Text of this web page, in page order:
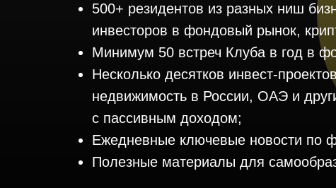
500+ резидентов из разных ниш
инвесторов в фондовый рынок,
Минимум 50 встреч Клуба в год в
Несколько десятков инвест-
недвижимость в России, ОАЭ и
с пассивным доходом;
Ежедневные ключевые новости по
Полезные материалы для